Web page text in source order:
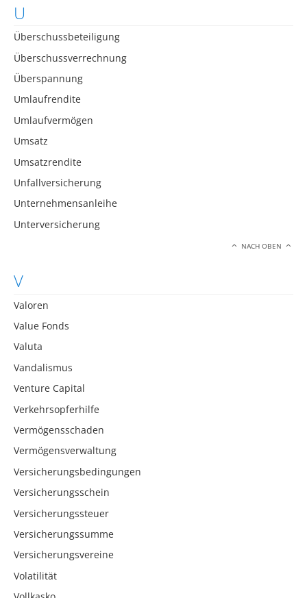
U
Überschussbeteiligung
Überschussverrechnung
Überspannung
Umlaufrendite
Umlaufvermögen
Umsatz
Umsatzrendite
Unfallversicherung
Unternehmensanleihe
Unterversicherung
NACH OBEN
V
Valoren
Value Fonds
Valuta
Vandalismus
Venture Capital
Verkehrsopferhilfe
Vermögensschaden
Vermögensverwaltung
Versicherungsbedingungen
Versicherungsschein
Versicherungssteuer
Versicherungssumme
Versicherungsvereine
Volatilität